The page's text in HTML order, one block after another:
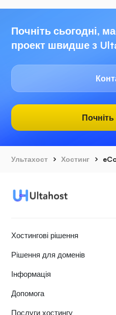
Почніть сьогодні,
проект швидше з
Почніть
Ультахост Хостинг
Хостингові рішення
Рішення для доменів
Інформація
Допомога
Послуги хостингу